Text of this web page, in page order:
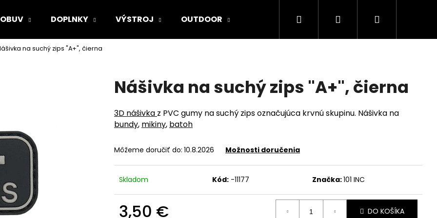
OBUV DOPLNKY VÝSTROJ OUTDOOR ARMY ORIGINAL Kamenná predajňa
Hľadať PrihlásenieNákupný
na suchý zips "A+", čierna
Nášivka na suchý zips "A+", čierna
3D nášivka z PVC gumy na suchý zips označujúca krvnú skupinu. Nášivka na
bundy, mikiny, batoh
Môžeme doručiť do: 10.8.2026 Možnosti doručenia
Skladom Kód: -11177 Značka:101 INC
3,50 € DO KOŠÍKA
Čo potrebujete nájsť?
HĽADAŤ